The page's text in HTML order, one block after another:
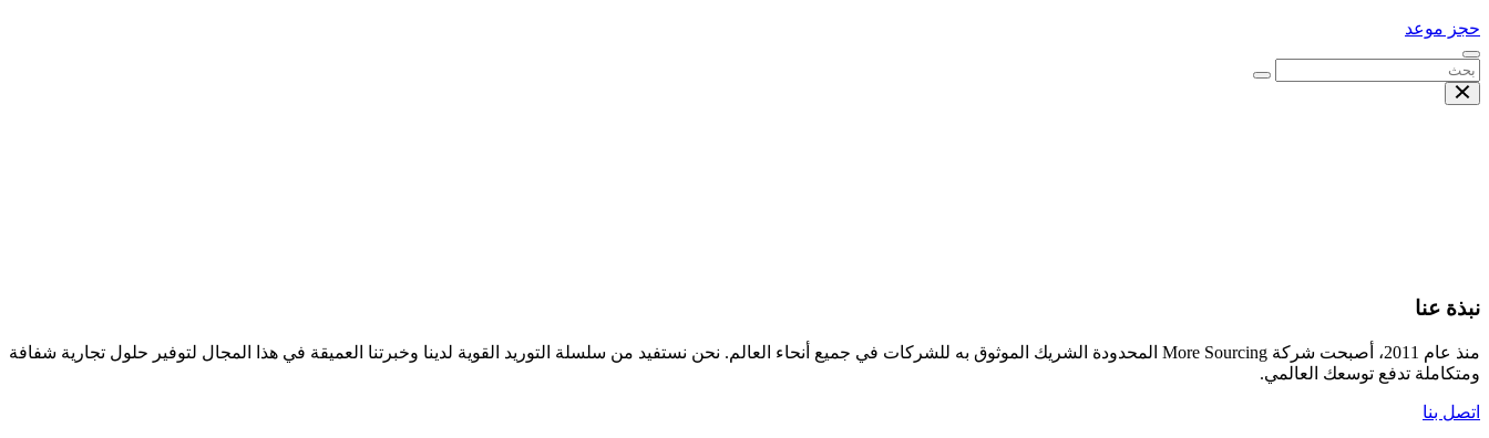
حجز موعد
نبذة عنا
منذ عام 2011، أصبحت شركة More Sourcing المحدودة الشريك الموثوق به للشركات في جميع أنحاء العالم. نحن نستفيد من سلسلة التوريد القوية لدينا وخبرتنا العميقة في هذا المجال لتوفير حلول تجارية شفافة
ومتكاملة تدفع توسعك العالمي.
اتصل بنا